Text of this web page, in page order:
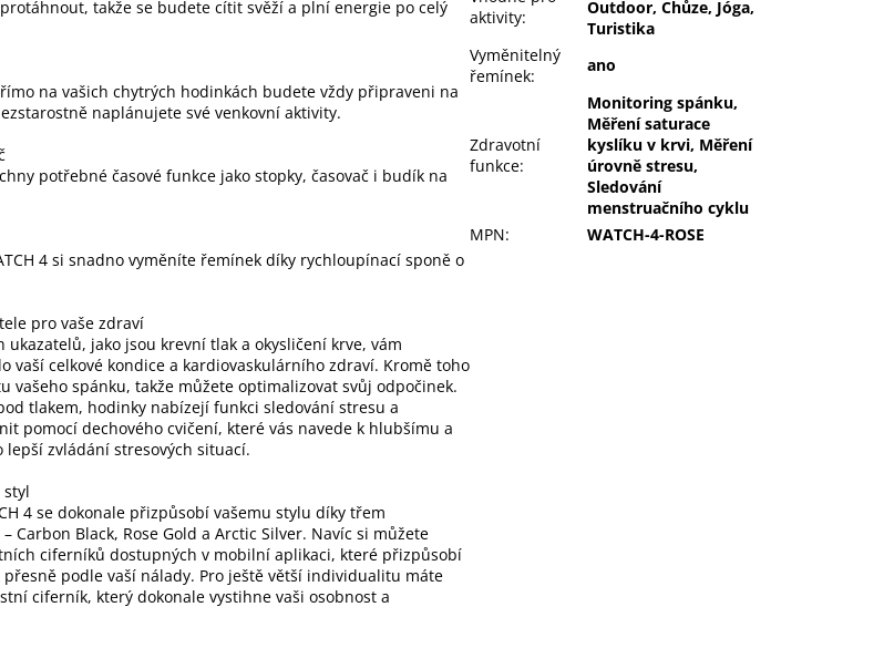
takže se budete cítit svěží a plní energie po celý
na vašich chytrých hodinkách budete vždy připraveni na
naplánujete své venkovní aktivity.
potřebné časové funkce jako stopky, časovač i budík na
4 si snadno vyměníte řemínek díky rychloupínací sponě o
pro vaše zdraví
ukazatelů, jako jsou krevní tlak a okysličení krve, vám
vaší celkové kondice a kardiovaskulárního zdraví. Kromě toho
vašeho spánku, takže můžete optimalizovat svůj odpočinek.
tlakem, hodinky nabízejí funkci sledování stresu a
pomocí dechového cvičení, které vás navede k hlubšímu a
zvládání stresových situací.
styl
4 se dokonale přizpůsobí vašemu stylu díky třem
Carbon Black, Rose Gold a Arctic Silver. Navíc si můžete
ciferníků dostupných v mobilní aplikaci, které přizpůsobí
podle vaší nálady. Pro ještě větší individualitu máte
ciferník, který dokonale vystihne vaši osobnost a
aktivity:
Outdoor, Chůze, Jóga,
Turistika
Vyměnitelný
řemínek:
ano
Zdravotní
funkce:
Monitoring spánku,
Měření saturace
kyslíku v krvi, Měření
úrovně stresu,
Sledování
menstruačního cyklu
MPN: WATCH-4-ROSE